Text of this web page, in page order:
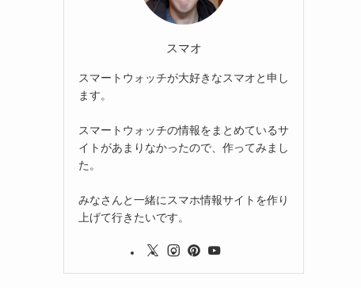
スマオ
スマートウォッチが大好きなスマオと申し
ます。
スマートウォッチの情報をまとめているサ
イトがあまりなかったので、作ってみまし
た。
みなさんと一緒にスマホ情報サイトを作り
上げて行きたいです。